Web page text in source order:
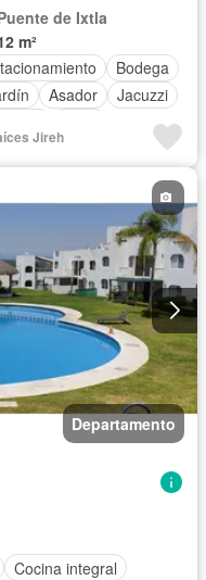
de Ixtla
m²
Bodega
Asador
Jacuzzi
Jireh
Departamento
Cocina integral